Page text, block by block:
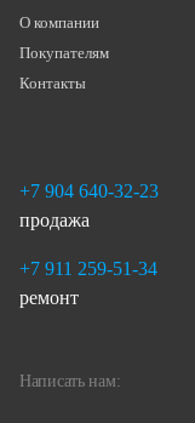
О компании
Покупателям
Контакты
+7 904 640-32-23
продажа
+7 911 259-51-34
ремонт
Написать нам: